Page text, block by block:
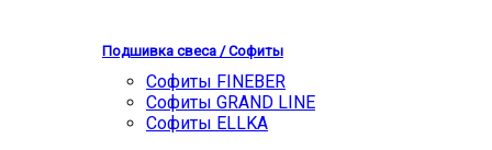
Подшивка свеса / Софиты
Софиты FINEBER
Софиты GRAND LINE
Софиты ELLKA